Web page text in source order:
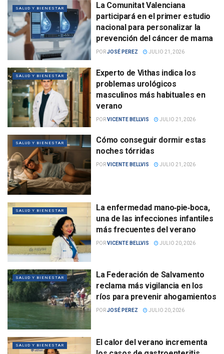
SALUD Y BIENESTAR
La Comunitat Valenciana
participará en el primer estudio
nacional para personalizar la
prevención del cáncer de mama
PORJOSÉ PEREZ JULIO 21, 2026
SALUD Y BIENESTAR
Experto de Vithas indica los
problemas urológicos
masculinos más habituales en
verano
PORVICENTE BELLVIS JULIO 21, 2026
SALUD Y BIENESTAR
Cómo conseguir dormir estas
noches tórridas
PORVICENTE BELLVIS JULIO 21, 2026
SALUD Y BIENESTAR
La enfermedad mano‑pie‑boca,
una de las infecciones infantiles
más frecuentes del verano
PORVICENTE BELLVIS JULIO 20, 2026
SALUD Y BIENESTAR
La Federación de Salvamento
reclama más vigilancia en los
ríos para prevenir ahogamientos
PORJOSÉ PEREZ JULIO 20, 2026
SALUD Y BIENESTAR
El calor del verano incrementa